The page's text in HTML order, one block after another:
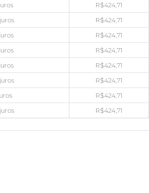
R$424,71
R$424,71
R$424,71
R$424,71
R$424,71
R$424,71
R$424,71
R$424,71